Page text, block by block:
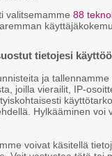
samoin
Sekä
Mistin
mihin se johtaa.
valitsemamme 88
tietojesi
ja
joilla vierailit, IP-
Hylkääminen voi
voivat käsitellä